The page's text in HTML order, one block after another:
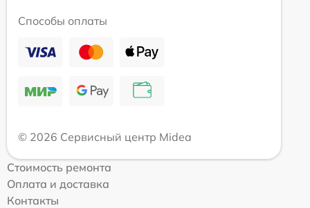
Способы оплаты
© 2026 Сервисный центр Midea
Стоимость ремонта
Оплата и доставка
Контакты